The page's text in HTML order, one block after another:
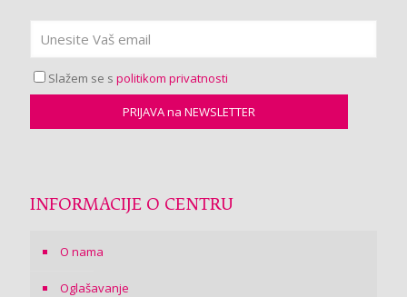
Slažem se s politikom privatnosti
INFORMACIJE O CENTRU
O nama
Oglašavanje